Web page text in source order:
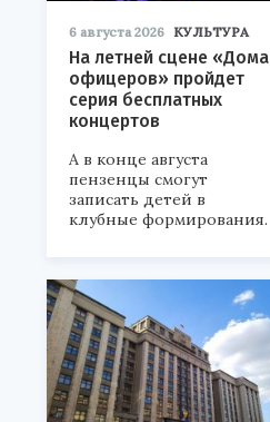
6 августа 2026 КУЛЬТУРА
На летней сцене «Дома
офицеров» пройдет
серия бесплатных
концертов
А в конце августа
пензенцы смогут
записать детей в
клубные формирования.